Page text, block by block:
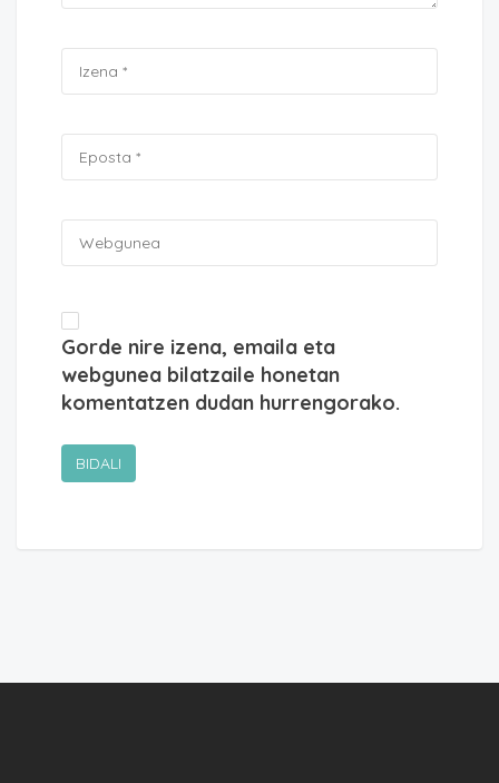
Gorde nire izena, emaila eta
webgunea bilatzaile honetan
komentatzen dudan hurrengorako.